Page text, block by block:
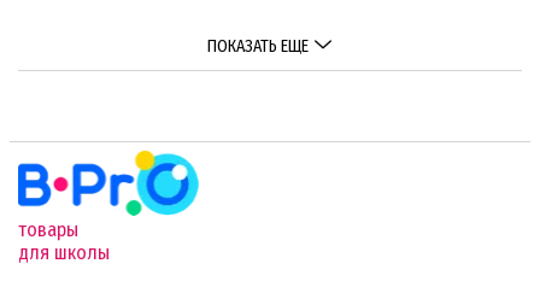
ПОКАЗАТЬ ЕЩЕ
товары
для школы